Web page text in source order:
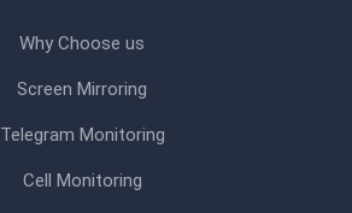
Why Choose us
Screen Mirroring
Telegram Monitoring
Cell Monitoring